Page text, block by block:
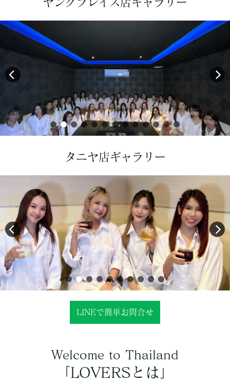
タニヤ店ギャラリー
LINEで簡単お問合せ
Welcome to Thailand
「LOVERSとは」